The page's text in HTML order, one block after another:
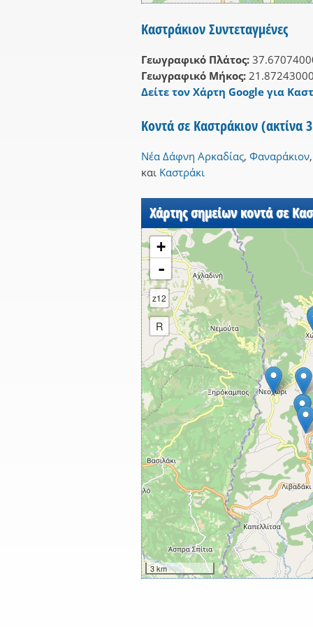
Καστράκιον Συντεταγμένες
Γεωγραφικό Πλάτος:
Γεωγραφικό Μήκος:
Δείτε τον Χάρτη Google για
Κοντά σε Καστράκιον (ακτίνα
Νέα Δάφνη Αρκαδίας, Φαναράκιον
και Καστράκι
Χάρτης σημείων κοντά σε
+
-
z12
R
3 km